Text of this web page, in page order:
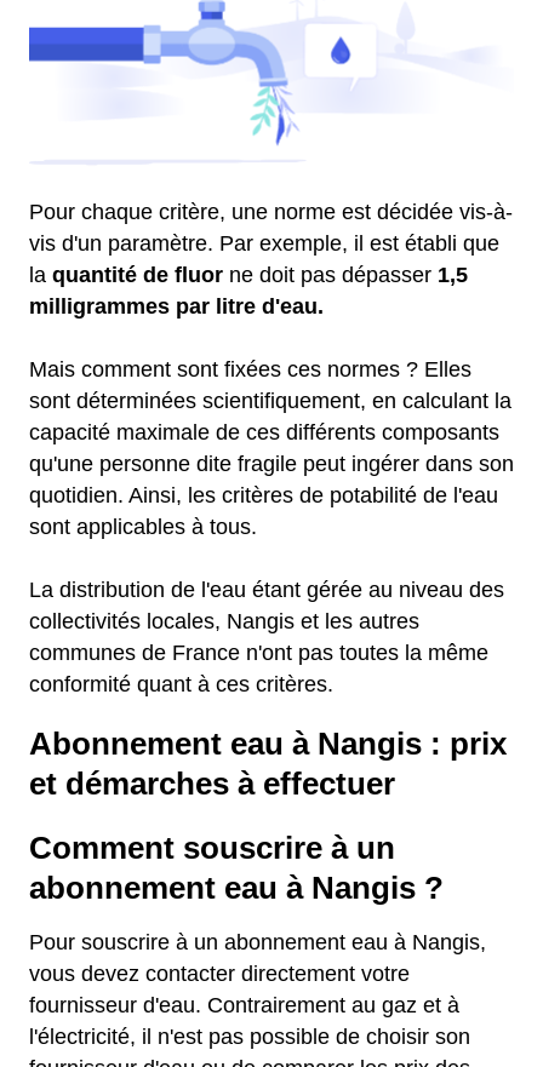
Pour chaque critère, une norme est décidée vis-à-
vis d'un paramètre. Par exemple, il est établi que
la quantité de fluor ne doit pas dépasser 1,5
milligrammes par litre d'eau.
Mais comment sont fixées ces normes ? Elles
sont déterminées scientifiquement, en calculant la
capacité maximale de ces différents composants
qu'une personne dite fragile peut ingérer dans son
quotidien. Ainsi, les critères de potabilité de l'eau
sont applicables à tous.
La distribution de l'eau étant gérée au niveau des
collectivités locales, Nangis et les autres
communes de France n'ont pas toutes la même
conformité quant à ces critères.
Abonnement eau à Nangis : prix
et démarches à effectuer
Comment souscrire à un
abonnement eau à Nangis ?
Pour souscrire à un abonnement eau à Nangis,
vous devez contacter directement votre
fournisseur d'eau. Contrairement au gaz et à
l'électricité, il n'est pas possible de choisir son